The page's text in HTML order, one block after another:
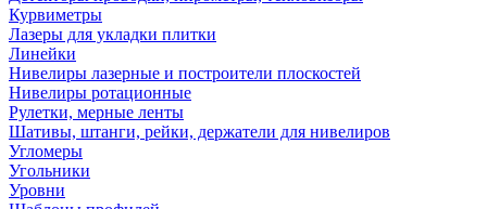
Курвиметры
Лазеры для укладки плитки
Линейки
Нивелиры лазерные и построители плоскостей
Нивелиры ротационные
Рулетки, мерные ленты
Шативы, штанги, рейки, держатели для нивелиров
Угломеры
Угольники
Уровни